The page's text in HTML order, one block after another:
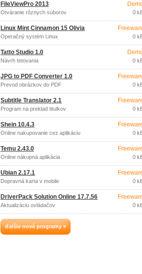
FileViewPro 2013
Otváranie rôznych súborov 0
Linux Mint Cinnamon 15 Olivia
Operačný systém Linux 0
Tatto Studio 1.0
Návrh tetovania 0
JPG to PDF Converter 1.0
Prevod obrázkov do PDF 0
Subtitle Translator 2.1
Program na preklad titulkov 0
Shein 10.4.3
Online nakupovanie cez aplikáciu 0
Temu 2.43.0
Online nákupná aplikácia 0
Ubian 2.17.1
Dopravná karta v mobile 0
DriverPack Solution Online 17.7.56
Aktualizáciu ovládačov 0
ďalšie nové programy »